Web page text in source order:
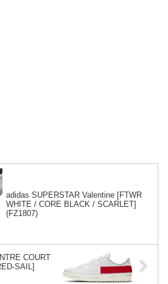
adidas SUPERSTAR Valentine [FTWR
WHITE / CORE BLACK / SCARLET]
(FZ1807)
COURT
SAIL]